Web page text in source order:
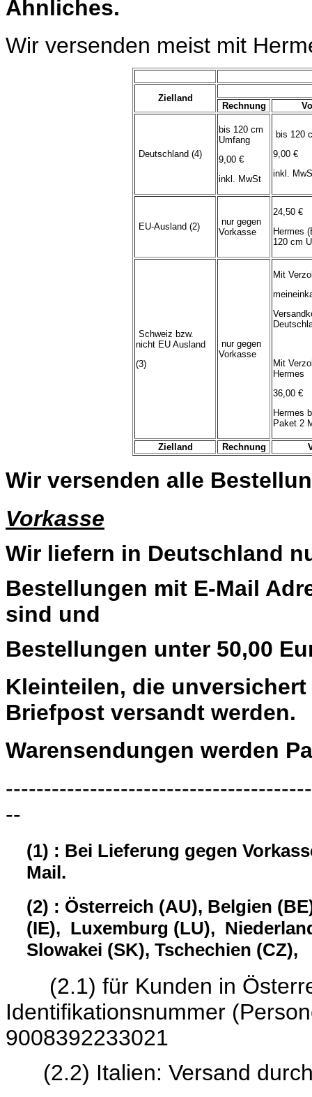
Ähnliches.
Wir versenden meist mit
Zielland
Rechnung
Zielland Rechnung
Deutschland (4)
bis 120 cm
Umfang
9,00 €
inkl. MwSt
bis 120
9,00 €
inkl.
EU-Ausland (2)
nur gegen
Vorkasse
24,50 €
Hermes
120 cm
Schweiz bzw.
nicht EU Ausland
(3)
nur gegen
Vorkasse
Mit
Mit
Hermes
36,00 €
Hermes
Paket 2
Wir versenden alle
Vorkasse
Wir liefern in Deutschland
Bestellungen mit E-Mail
sind und
Bestellungen unter 50,00
Kleinteilen, die
Briefpost versandt werden.
Warensendungen werden
--
(1) : Bei Lieferung gegen
Mail.
(2) : Österreich (AU), Belgien
(IE), Luxemburg (LU),
Slowakei (SK), Tschechien (CZ),
(2.1) für Kunden in
9008392233021
(2.2) Italien: Versand durch